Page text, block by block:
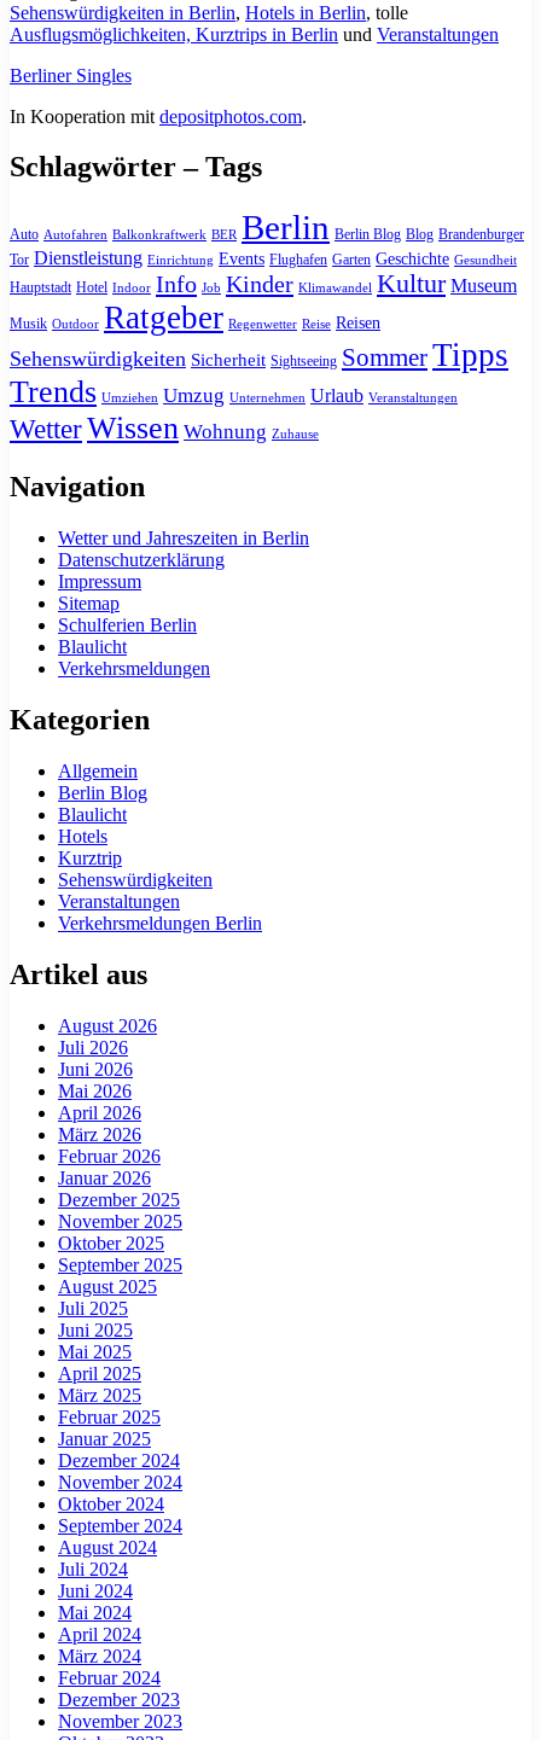
Sehenswürdigkeiten in Berlin, Hotels in Berlin, tolle
Ausflugsmöglichkeiten, Kurztrips in Berlin und Veranstaltungen
Berliner Singles
In Kooperation mit depositphotos.com.
Schlagwörter – Tags
Auto Autofahren Balkonkraftwerk BER Berlin Berlin Blog Blog Brandenburger
Tor Dienstleistung Einrichtung Events Flughafen Garten Geschichte Gesundheit
Hauptstadt Hotel Indoor Info Job Kinder Klimawandel Kultur Museum
Musik Outdoor Ratgeber Regenwetter Reise Reisen
Sehenswürdigkeiten Sicherheit Sightseeing SommerTipps
Trends Umziehen Umzug Unternehmen Urlaub Veranstaltungen
WetterWissen Wohnung Zuhause
Navigation
Wetter und Jahreszeiten in Berlin
Datenschutzerklärung
Impressum
Sitemap
Schulferien Berlin
Blaulicht
Verkehrsmeldungen
Kategorien
Allgemein
Berlin Blog
Blaulicht
Hotels
Kurztrip
Sehenswürdigkeiten
Veranstaltungen
Verkehrsmeldungen Berlin
Artikel aus
August 2026
Juli 2026
Juni 2026
Mai 2026
April 2026
März 2026
Februar 2026
Januar 2026
Dezember 2025
November 2025
Oktober 2025
September 2025
August 2025
Juli 2025
Juni 2025
Mai 2025
April 2025
März 2025
Februar 2025
Januar 2025
Dezember 2024
November 2024
Oktober 2024
September 2024
August 2024
Juli 2024
Juni 2024
Mai 2024
April 2024
März 2024
Februar 2024
Dezember 2023
November 2023